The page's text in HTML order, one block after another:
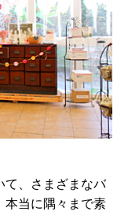
、さまざまなバ
本当に隅々まで素